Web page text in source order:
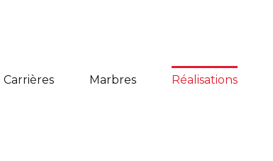
Carrières Marbres Réalisations